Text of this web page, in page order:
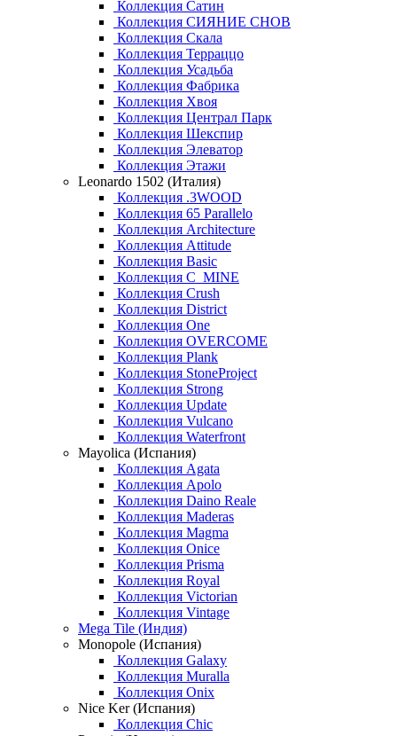
Коллекция Сатин
Коллекция СИЯНИЕ СНОВ
Коллекция Скала
Коллекция Терраццо
Коллекция Усадьба
Коллекция Фабрика
Коллекция Хвоя
Коллекция Централ Парк
Коллекция Шекспир
Коллекция Элеватор
Коллекция Этажи
Leonardo 1502 (Италия)
Коллекция .3WOOD
Коллекция 65 Parallelo
Коллекция Architecture
Коллекция Attitude
Коллекция Basic
Коллекция C_MINE
Коллекция Crush
Коллекция District
Коллекция One
Коллекция OVERCOME
Коллекция Plank
Коллекция StoneProject
Коллекция Strong
Коллекция Update
Коллекция Vulcano
Коллекция Waterfront
Mayolica (Испания)
Коллекция Agata
Коллекция Apolo
Коллекция Daino Reale
Коллекция Maderas
Коллекция Magma
Коллекция Onice
Коллекция Prisma
Коллекция Royal
Коллекция Victorian
Коллекция Vintage
Mega Tile (Индия)
Monopole (Испания)
Коллекция Galaxy
Коллекция Muralla
Коллекция Onix
Nice Ker (Испания)
Коллекция Chic